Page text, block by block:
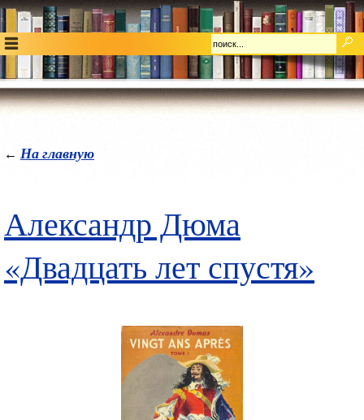
← На главную
Александр Дюма
«Двадцать лет спустя»